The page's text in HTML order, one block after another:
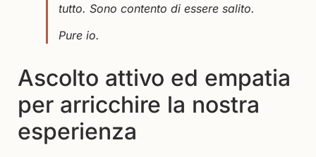
tutto. Sono contento di essere salito.
Pure io.
Ascolto attivo ed empatia
per arricchire la nostra
esperienza